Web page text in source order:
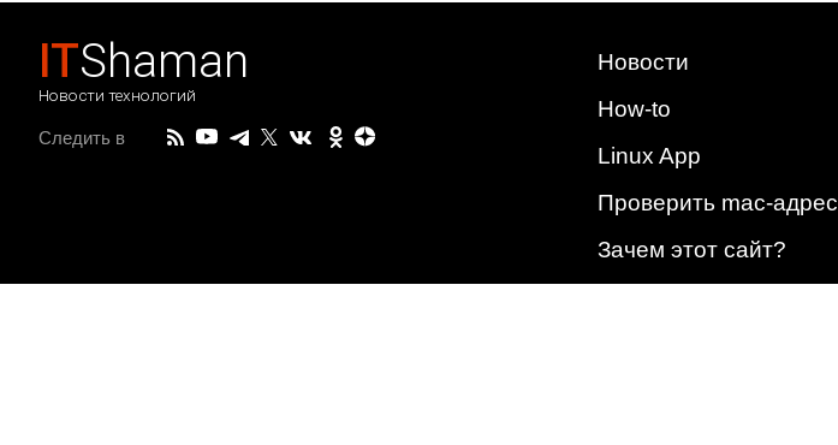
ITShaman
Новости технологий
Следить в
Новости
How-to
Linux App
Проверить mac-адрес
Зачем этот сайт?